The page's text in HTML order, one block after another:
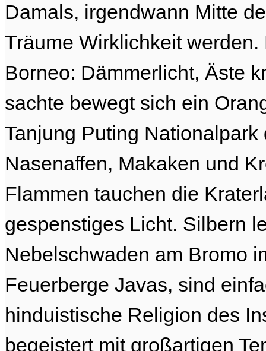
Damals, irgendwann Mitte
Träume Wirklichkeit
Borneo: Dämmerlicht, Äste
sachte bewegt sich ein
Tanjung Puting
Nasenaffen, Makaken und
Flammen tauchen die
gespenstiges Licht. Silbern
Nebelschwaden am Bromo
Feuerberge Javas, sind
hinduistische Religion des
begeistert mit großartigen